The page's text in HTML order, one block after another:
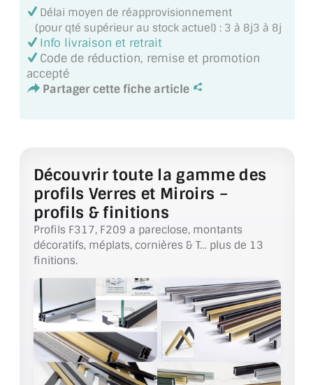
MIROIR PAROI DE DOUCHE
MIROIR POUR SALLE DE SPORT
MIROIR POUR SALLE DE DANSE
VERRE SUR MESURE
VERRE EXTRACLAIR
VERRE TREMPÉ (SÉCURIT)
PAROI DE DOUCHE
VERRE FEUILLETÉ
VERRE ANTI-REFLET
VERRE LAQUÉ/CRÉDENCE
Délai moyen de réapprovisionnement
(pour qté supérieur au stock actuel) : 3 à 8j3 à 8j
Info livraison et retrait
Code de réduction, remise et promotion
accepté
Partager cette fiche article
Découvrir toute la gamme des
profils Verres et Miroirs –
profils & finitions
Profils F317, F209 a pareclose, montants
décoratifs, méplats, cornières & T… plus de 13
finitions.